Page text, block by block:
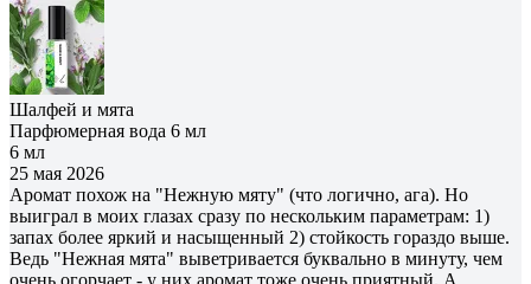
Шалфей и мята
Парфюмерная вода 6 мл
6 мл
25 мая 2026
Аромат похож на "Нежную мяту" (что логично, ага). Но
выиграл в моих глазах сразу по нескольким параметрам: 1)
запах более яркий и насыщенный 2) стойкость гораздо выше.
Ведь "Нежная мята" выветривается буквально в минуту, чем
очень огорчает - у них аромат тоже очень приятный. А